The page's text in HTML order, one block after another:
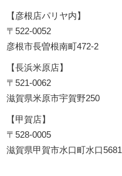
【彦根店パリヤ内】
〒522-0052
彦根市長曽根南町472-2
【長浜米原店】
〒521-0062
滋賀県米原市宇賀野250
【甲賀店】
〒528-0005
滋賀県甲賀市水口町水口5681